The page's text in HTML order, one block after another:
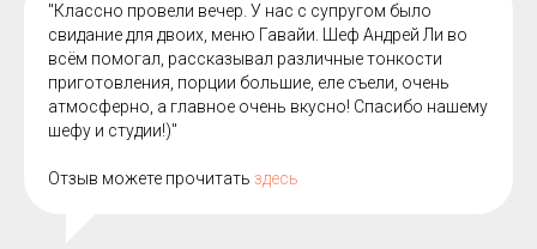
"Классно провели вечер. У нас с супругом было
свидание для двоих, меню Гавайи. Шеф Андрей Ли во
всём помогал, рассказывал различные тонкости
приготовления, порции большие, еле съели, очень
атмосферно, а главное очень вкусно! Спасибо нашему
шефу и студии!)"
Отзыв можете прочитать здесь